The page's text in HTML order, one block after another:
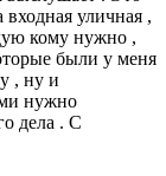
входная уличная ,
кому нужно ,
были у меня
, ну и
нужно
дела . С